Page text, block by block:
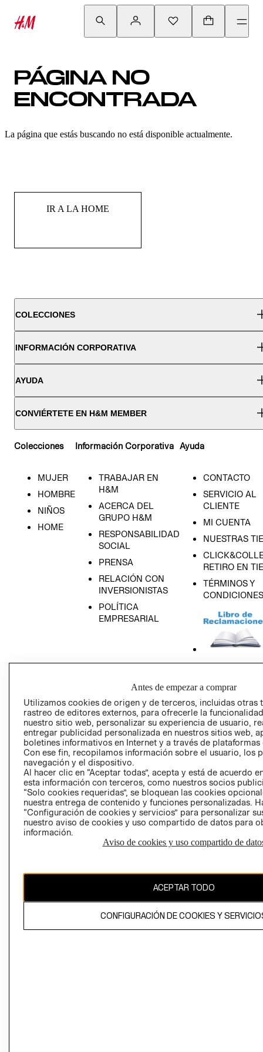
PÁGINA NO
ENCONTRADA
La página que estás buscando no está disponible actualmente.
IR A LA HOME
COLECCIONES
INFORMACIÓN CORPORATIVA
AYUDA
CONVIÉRTETE EN H&M MEMBER
Colecciones
MUJER
HOMBRE
NIÑOS
HOME
Información Corporativa
TRABAJAR EN
H&M
ACERCA DEL
GRUPO H&M
RESPONSABILIDAD
SOCIAL
PRENSA
RELACIÓN CON
INVERSIONISTAS
POLÍTICA
EMPRESARIAL
Ayuda
CONTACTO
SERVICIO AL
CLIENTE
MI CUENTA
NUESTRAS
RETIRO EN
TÉRMINOS Y
CONDICIONES
PRIVACIDAD
GIFT CARD
AVISO DE
Perú (S/)
CAMBIAR REGIÓN
El contenido de esta página web está protegido por copyright y es
Antes de empezar a comprar
Utilizamos cookies de origen y de terceros, incluidas otras
rastreo de editores externos, para ofrecerle la
nuestro sitio web, personalizar su experiencia de usuario,
entregar publicidad personalizada en nuestros sitios web,
boletines informativos en Internet y a través de plataformas
Con ese fin, recopilamos información sobre el usuario, los
navegación y el dispositivo.
Al hacer clic en “Aceptar todas”, acepta y está de acuerdo
esta información con terceros, como nuestros socios
“Solo cookies requeridas”, se bloquean las cookies
nuestra entrega de contenido y funciones personalizadas.
“Configuración de cookies y servicios” para personalizar
nuestro aviso de cookies y uso compartido de datos para
información.
Aviso de cookies y uso compartido de
ACEPTAR TODO
CONFIGURACIÓN DE COOKIES Y